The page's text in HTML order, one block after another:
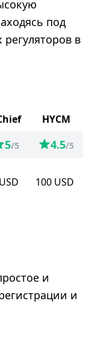
под
в
HYCM
5/5 4.5/5
USD 100 USD
и
и